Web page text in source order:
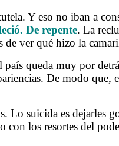
Y eso no iban a
De repente. La
de ver qué hizo la
queda muy por
De modo que,
Lo suicida es dejarles
con los resortes del